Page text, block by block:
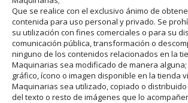
Que se realice con el exclusivo ánimo de
contenida para uso personal y privado. Se
su utilización con fines comerciales o para su
comunicación pública, transformación o
ninguno de los contenidos relacionados en la
Maquinarias sea modificado de manera
gráfico, ícono o imagen disponible en la tienda
Maquinarias sea utilizado, copiado o
del texto o resto de imágenes que lo